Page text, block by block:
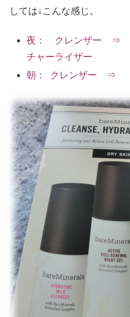
しては↓こんな感じ。
夜： クレンザー ⇒
チャーライザー
朝： クレンザー ⇒